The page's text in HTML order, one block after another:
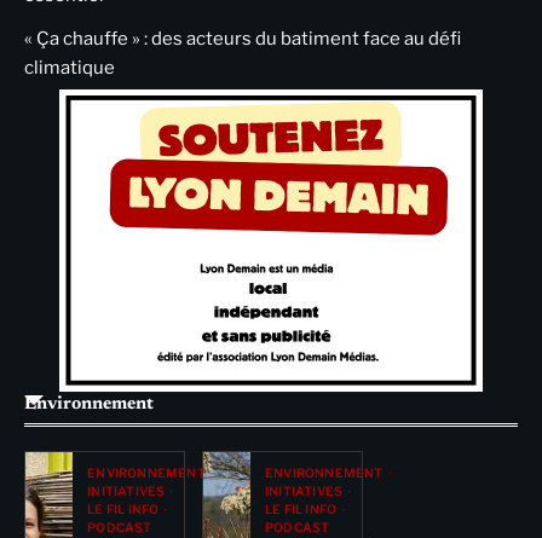
« Ça chauffe » : des acteurs du batiment face au défi
climatique
Environnement
ENVIRONNEMENT
INITIATIVES
LE FIL INFO
PODCAST
ENVIRONNEMENT
INITIATIVES
LE FIL INFO
PODCAST